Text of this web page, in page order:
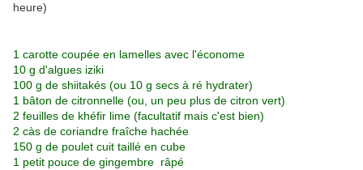
heure)
1 carotte coupée en lamelles avec l'économe
10 g d'algues iziki
100 g de shiitakés (ou 10 g secs à ré hydrater)
1 bâton de citronnelle (ou, un peu plus de citron vert)
2 feuilles de khéfir lime (facultatif mais c'est bien)
2 càs de coriandre fraîche hachée
150 g de poulet cuit taillé en cube
1 petit pouce de gingembre râpé